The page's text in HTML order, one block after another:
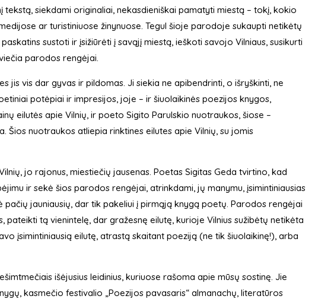
siekdami originaliai, nekasdieniškai pamatyti miestą – tokį, kokio
ar turistiniuose žinynuose. Tegul šioje parodoje sukaupti netikėtų
sustoti ir įsižiūrėti į savąjį miestą, ieškoti savojo Vilniaus, susikurti
parodos rengėjai.
jis vis dar gyvas ir pildomas. Ji siekia ne apibendrinti, o išryškinti, ne
potėpiai ir impresijos, joje – ir šiuolaikinės poezijos knygos,
eilutės apie Vilnių, ir poeto Sigito Parulskio nuotraukos, šiose –
nuotraukos atliepia rinktines eilutes apie Vilnių, su jomis
jo rajonus, miestiečių jausenas. Poetas Sigitas Geda tvirtino, kad
ir sekė šios parodos rengėjai, atrinkdami, jų manymu, įsimintiniausias
jauniausių, dar tik pakeliui į pirmąją knygą poetų. Parodos rengėjai
pateikti tą vienintelę, dar gražesnę eilutę, kurioje Vilnius sužibėtų netikėta
įsimintiniausią eilutę, atrastą skaitant poeziją (ne tik šiuolaikinę!), arba
išėjusius leidinius, kuriuose rašoma apie mūsų sostinę. Jie
kasmečio festivalio „Poezijos pavasaris“ almanachų, literatūros